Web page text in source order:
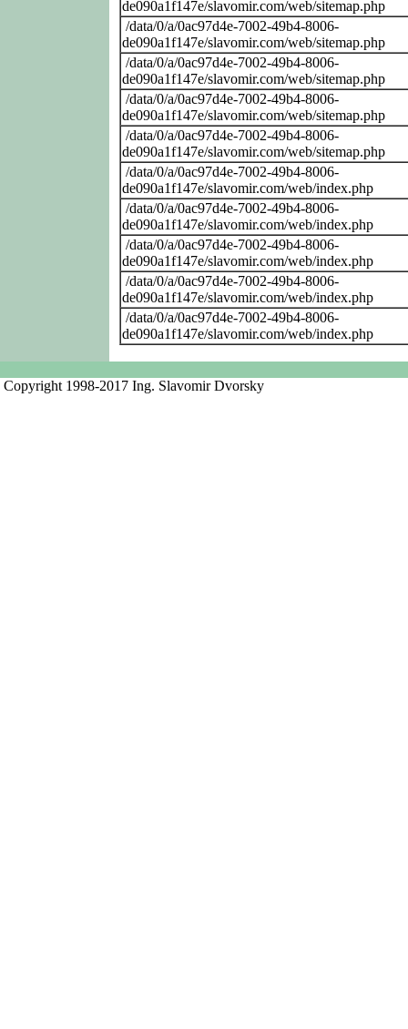
de090a1f147e/slavomir.com/web/sitemap.php
/data/0/a/0ac97d4e-7002-49b4-8006-
de090a1f147e/slavomir.com/web/sitemap.php
/data/0/a/0ac97d4e-7002-49b4-8006-
de090a1f147e/slavomir.com/web/sitemap.php
/data/0/a/0ac97d4e-7002-49b4-8006-
de090a1f147e/slavomir.com/web/sitemap.php
/data/0/a/0ac97d4e-7002-49b4-8006-
de090a1f147e/slavomir.com/web/sitemap.php
/data/0/a/0ac97d4e-7002-49b4-8006-
de090a1f147e/slavomir.com/web/index.php
/data/0/a/0ac97d4e-7002-49b4-8006-
de090a1f147e/slavomir.com/web/index.php
/data/0/a/0ac97d4e-7002-49b4-8006-
de090a1f147e/slavomir.com/web/index.php
/data/0/a/0ac97d4e-7002-49b4-8006-
de090a1f147e/slavomir.com/web/index.php
/data/0/a/0ac97d4e-7002-49b4-8006-
de090a1f147e/slavomir.com/web/index.php
Copyright 1998-2017 Ing. Slavomir Dvorsky